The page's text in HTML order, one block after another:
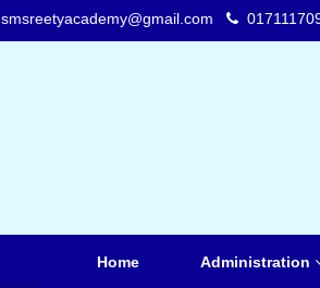
smsreetyacademy@gmail.com
Home Administration